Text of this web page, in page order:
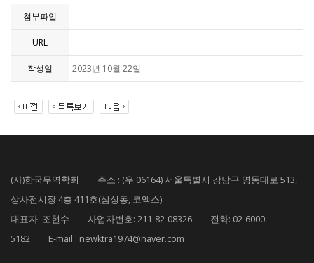
첨부파일
URL
작성일 2023년 10월 22일
(사)한국무역학회 주소 : (우 06164) 서울특별시 강남구 영동대로 513,
상사전시장 4층 411호(삼성동, 코엑스)
대표자: 조현수 사업자번호: 211-82-08326 전화: 02-6000-
5182 E-mail : newktra1974@naver.com